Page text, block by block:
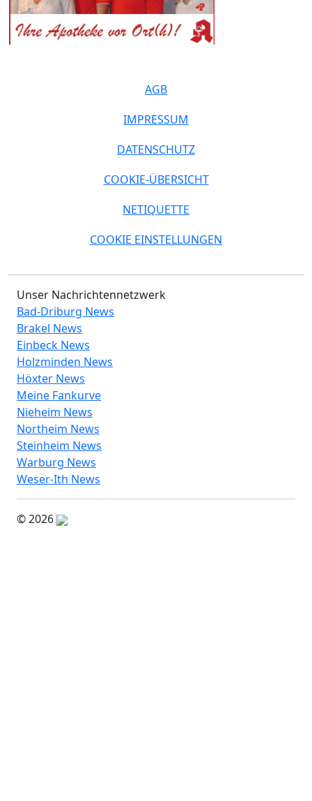
AGB
IMPRESSUM
DATENSCHUTZ
COOKIE-ÜBERSICHT
NETIQUETTE
COOKIE EINSTELLUNGEN
Unser Nachrichtennetzwerk
Bad-Driburg News
Brakel News
Einbeck News
Holzminden News
Höxter News
Meine Fankurve
Nieheim News
Northeim News
Steinheim News
Warburg News
Weser-Ith News
© 2026